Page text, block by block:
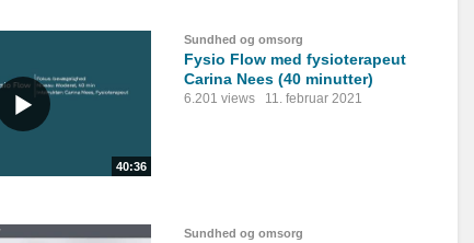
40:36
Sundhed og omsorg
Fysio Flow med fysioterapeut
Carina Nees (40 minutter)
6.201 views 11. februar 2021
Sundhed og omsorg